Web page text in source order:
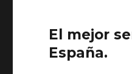
El mejor
España.